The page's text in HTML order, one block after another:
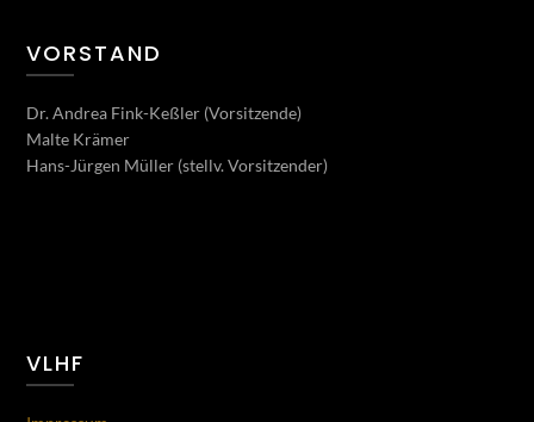
VORSTAND
Dr. Andrea Fink-Keßler (Vorsitzende)
Malte Krämer
Hans-Jürgen Müller (stellv. Vorsitzender)
VLHF